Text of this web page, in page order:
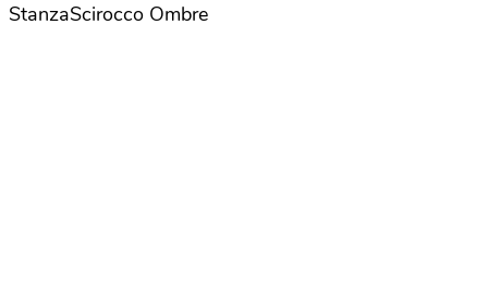
StanzaScirocco Ombre